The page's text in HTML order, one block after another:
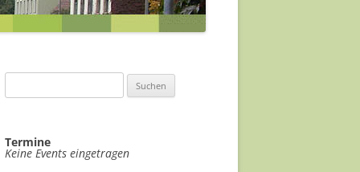
ABWASSERKONZEPT
FÖRDERGERSDORF
SACHKUNDIGE FÜR KLIMASCHUTZ
GEBIET STADTMITTE
ABWASSER FÖRDERGERSDORF
RADVERKEHRSKONZEPT
nach:
Termine
Keine Events eingetragen